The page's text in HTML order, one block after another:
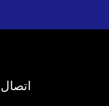
اتصال